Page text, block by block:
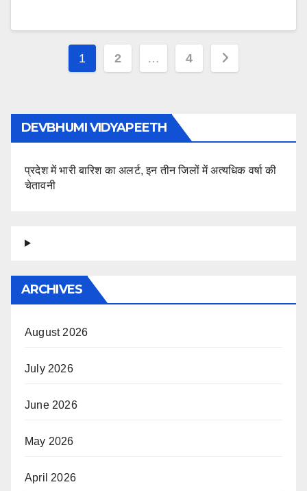
Posts
1 2 … 4
DEVBHUMI VIDYAPEETH
प्रदेश में भारी बारिश का अलर्ट, इन तीन जिलों में अत्यधिक वर्षा की
चेतावनी
ARCHIVES
August 2026
July 2026
June 2026
May 2026
April 2026